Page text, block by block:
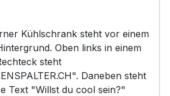
Kühlschrank steht vor einem
Oben links in einem
steht
Daneben steht
Text "Willst du cool sein?"